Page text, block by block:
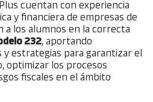
cuentan con experiencia
y financiera de empresas de
a los alumnos en la correcta
232, aportando
estrategias para garantizar el
optimizar los procesos
fiscales en el ámbito